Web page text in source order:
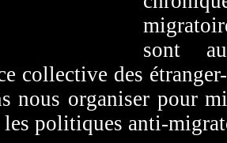
sont
collective des
nous organiser pour
politiques anti-